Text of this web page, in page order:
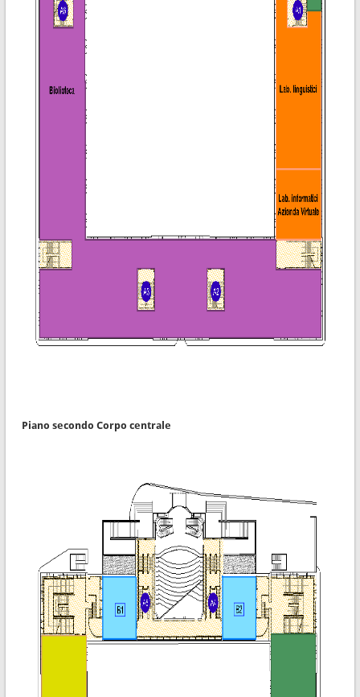
Piano secondo Corpo centrale